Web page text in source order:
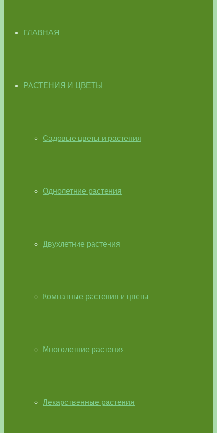
ГЛАВНАЯ
РАСТЕНИЯ И ЦВЕТЫ
Садовые цветы и растения
Однолетние растения
Двухлетние растения
Комнатные растения и цветы
Многолетние растения
Лекарственные растения